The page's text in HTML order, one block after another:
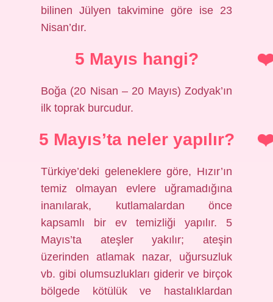
bilinen Jülyen takvimine göre ise 23
Nisan’dır.
5 Mayıs hangi?
Boğa (20 Nisan – 20 Mayıs) Zodyak’ın
ilk toprak burcudur.
5 Mayıs’ta neler yapılır?
Türkiye’deki geleneklere göre, Hızır’ın
temiz olmayan evlere uğramadığına
inanılarak, kutlamalardan önce
kapsamlı bir ev temizliği yapılır. 5
Mayıs’ta ateşler yakılır; ateşin
üzerinden atlamak nazar, uğursuzluk
vb. gibi olumsuzlukları giderir ve birçok
bölgede kötülük ve hastalıklardan